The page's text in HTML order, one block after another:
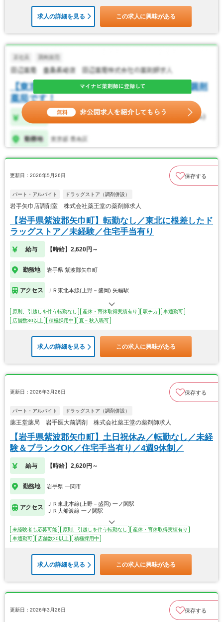
求人の詳細を見る この求人に興味がある
更新日：2026年5月26日 保存する
パート・アルバイト ドラッグストア（調剤併設）
岩手矢巾店調剤室 株式会社薬王堂の薬剤師求人
【岩手県紫波郡矢巾町】転勤なし／東北に根差したド
ラッグストア／未経験／住宅手当有り
給与 【時給】2,620円～
勤務地 岩手県 紫波郡矢巾町
アクセス ＪＲ東北本線(上野－盛岡) 矢幅駅
原則、引越しを伴う転勤なし 産休・育休取得実績有り 駅チカ
車通勤可
店舗数30以上
積極採用中 夏～秋入職可
求人の詳細を見る この求人に興味がある
更新日：2026年3月26日 保存する
パート・アルバイト ドラッグストア（調剤併設）
薬王堂薬局 岩手医大前調剤 株式会社薬王堂の薬剤師求人
【岩手県紫波郡矢巾町】土日祝休み／転勤なし／未経
験＆ブランクOK／住宅手当有り／4週9休制／
給与 【時給】2,620円～
勤務地 岩手県 一関市
アクセス
ＪＲ東北本線(上野－盛岡) 一ノ関駅
ＪＲ大船渡線 一ノ関駅
未経験者も応募可能 原則、引越しを伴う転勤なし
産休・育休取得実績有り
車通勤可
店舗数30以上 積極採用中
求人の詳細を見る この求人に興味がある
更新日：2026年3月26日 保存する